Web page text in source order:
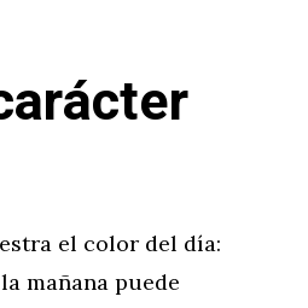
el color del día:
mañana puede